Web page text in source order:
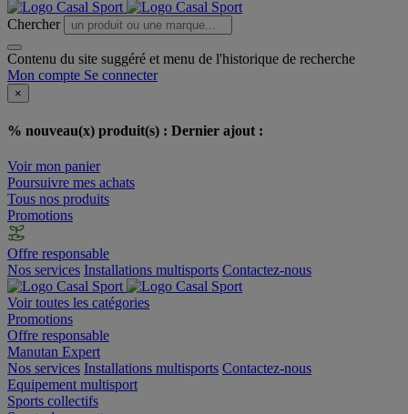
Chercher
Contenu du site suggéré et menu de l'historique de recherche
Mon compte Se connecter
×
% nouveau(x) produit(s) : Dernier ajout :
Voir mon panier
Poursuivre mes achats
Tous nos produits
Promotions
Offre responsable
Nos services Installations multisports Contactez-nous
Voir toutes les catégories
Promotions
Offre responsable
Manutan Expert
Nos services Installations multisports Contactez-nous
Equipement multisport
Sports collectifs